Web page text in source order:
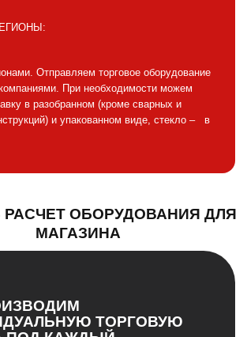
Отправляем торговое оборудование
При необходимости можем
в разобранном (кроме сварных и
и упакованном виде, стекло – в
РАСЧЕТ ОБОРУДОВАНИЯ ДЛЯ
МАГАЗИНА
ТОРГОВУЮ